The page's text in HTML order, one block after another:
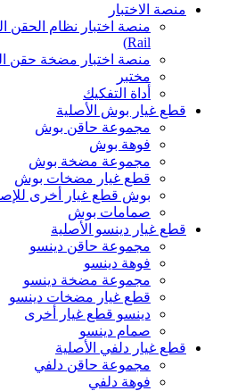
منصة الاختبار
Rail)
منصة اختبار مضخة حقن
مختبر
أداة التفكيك
قطع غيار بوش الأصلية
مجموعة حاقن بوش
فوهة بوش
مجموعة مضخة بوش
قطع غيار مضخات بوش
بوش قطع غيار أخرى
صمامات بوش
قطع غيار دينسو الأصلية
مجموعة حاقن دينسو
فوهة دينسو
مجموعة مضخة دينسو
قطع غيار مضخات دينسو
دينسو قطع غيار أخرى
صمام دينسو
قطع غيار دلفي الأصلية
مجموعة حاقن دلفي
فوهة دلفي